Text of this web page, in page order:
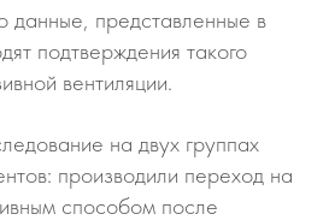
данные, представленные в
подтверждения такого
вентиляции.
на двух группах
производили переход на
способом после